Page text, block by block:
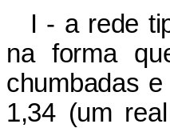
I - a rede
na forma
chumbadas
1,34 (um